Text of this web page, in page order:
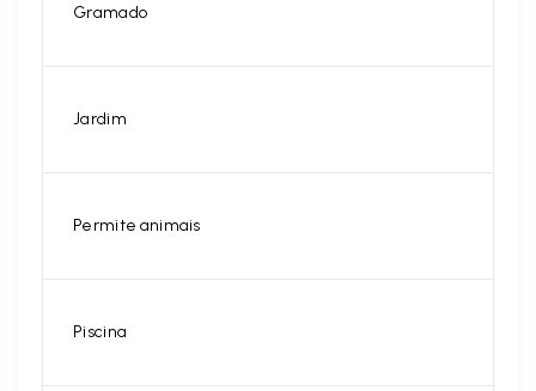
Gramado
Jardim
Permite animais
Piscina